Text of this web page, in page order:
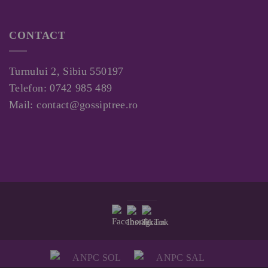
CONTACT
Turnului 2, Sibiu 550197
Telefon:0742 985 489
Mail:contact@gossiptree.ro